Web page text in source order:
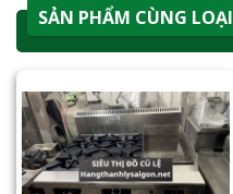
SẢN PHẨM CÙNG LOẠI